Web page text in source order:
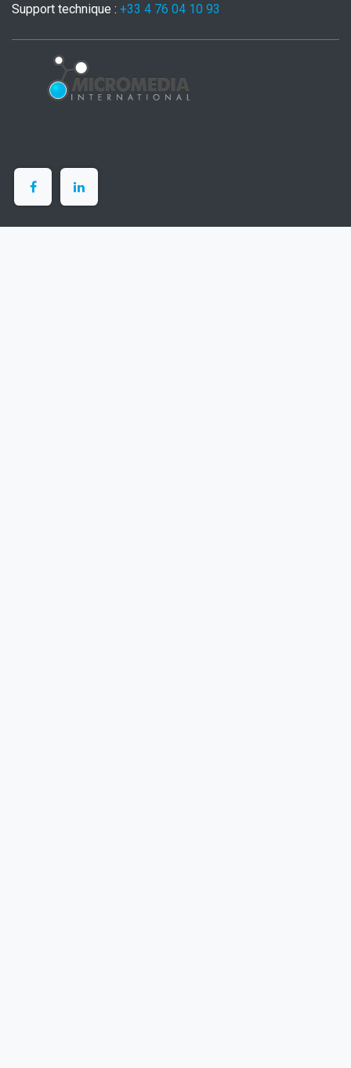
Support technique : +33 4 76 04 10 93